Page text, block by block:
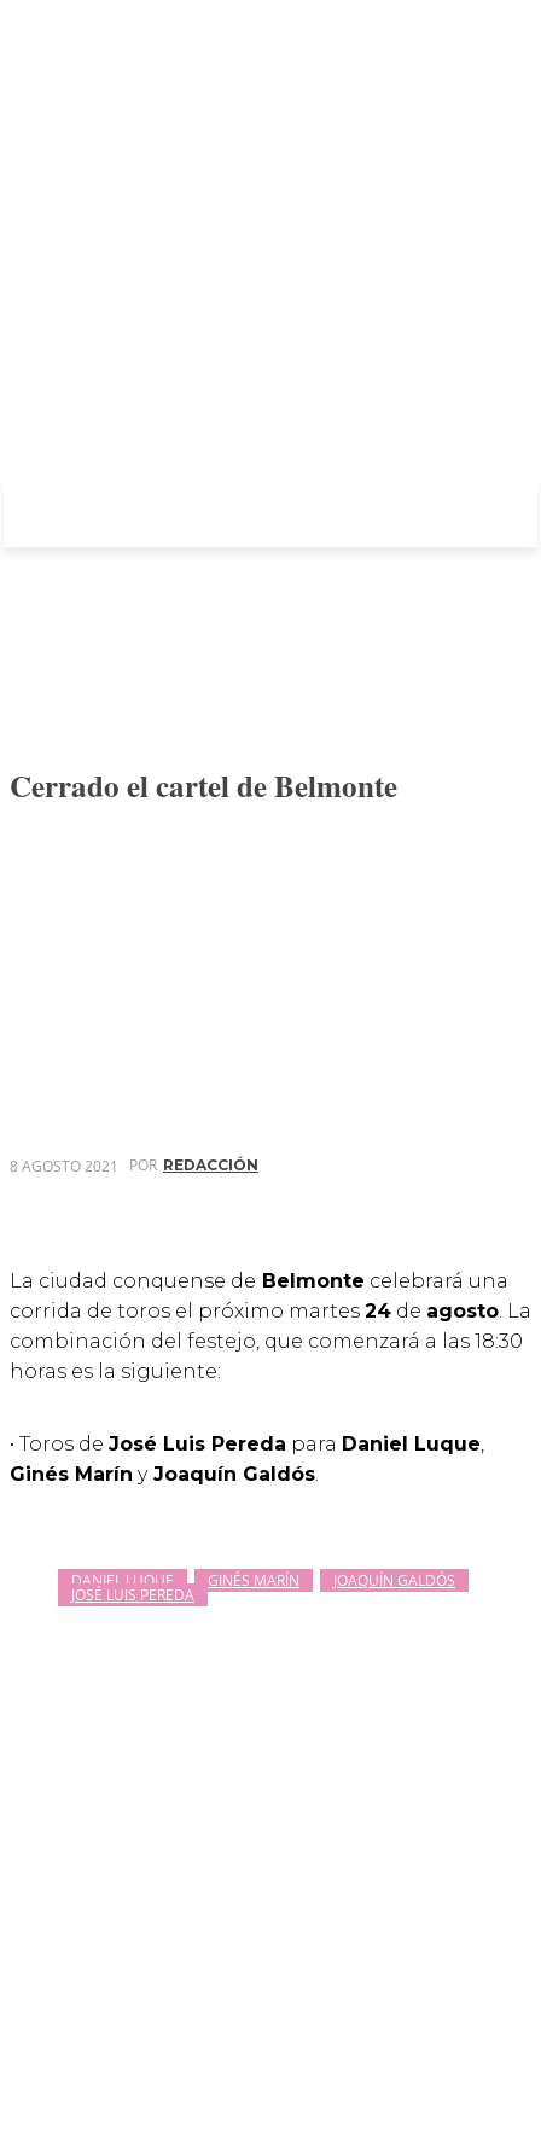
Cerrado el cartel de Belmonte
8 AGOSTO 2021 POR REDACCIÓN
La ciudad conquense de Belmonte celebrará una
corrida de toros el próximo martes 24 de agosto . La
combinación del festejo, que comenzará a las 18:30
horas es la siguiente:
• Toros de José Luis Pereda para Daniel Luque
Ginés Marín yJoaquín Galdós
DANIEL LUQUE GINÉS MARÍN JOAQUÍN GALDÓS
JOSÉ LUIS PEREDA